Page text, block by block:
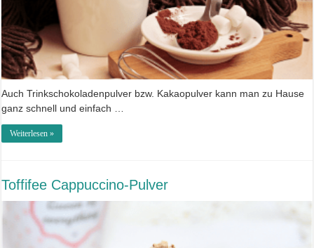
Auch Trinkschokoladenpulver bzw. Kakaopulver kann man zu Hause
ganz schnell und einfach …
Weiterlesen »
Toffifee Cappuccino-Pulver